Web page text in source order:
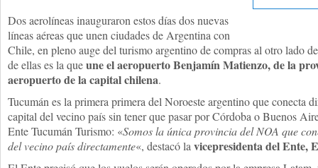
Dos aerolíneas inauguraron estos días dos nuevas
líneas aéreas que unen ciudades de Argentina con
Chile, en pleno auge del turismo argentino de compras al otro lado
de ellas es la queune el aeropuerto Benjamín Matienzo, de la
aeropuerto de la capital chilena.
Tucumán es la primera primera del Noroeste argentino que conecta
capital del vecino país sin tener que pasar por Córdoba o Buenos
Ente Tucumán Turismo: «Somos la única provincia del NOA que
del vecino país directamente«, destacó la vicepresidenta del Ente,